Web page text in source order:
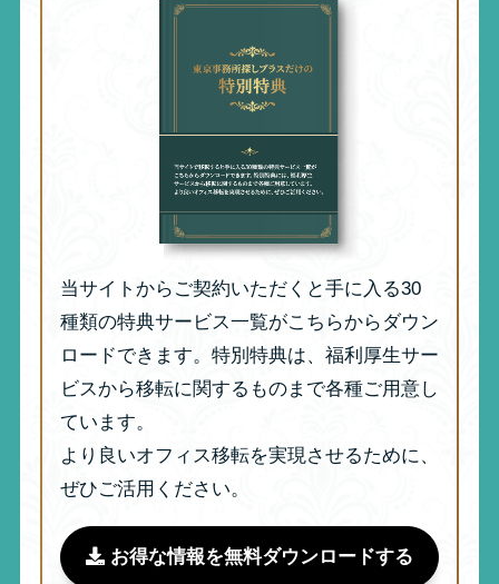
当サイトからご契約いただくと手に入る30
種類の特典サービス一覧がこちらからダウン
ロードできます。特別特典は、福利厚生サー
ビスから移転に関するものまで各種ご用意し
ています。
より良いオフィス移転を実現させるために、
ぜひご活用ください。
お得な情報を無料ダウンロードする